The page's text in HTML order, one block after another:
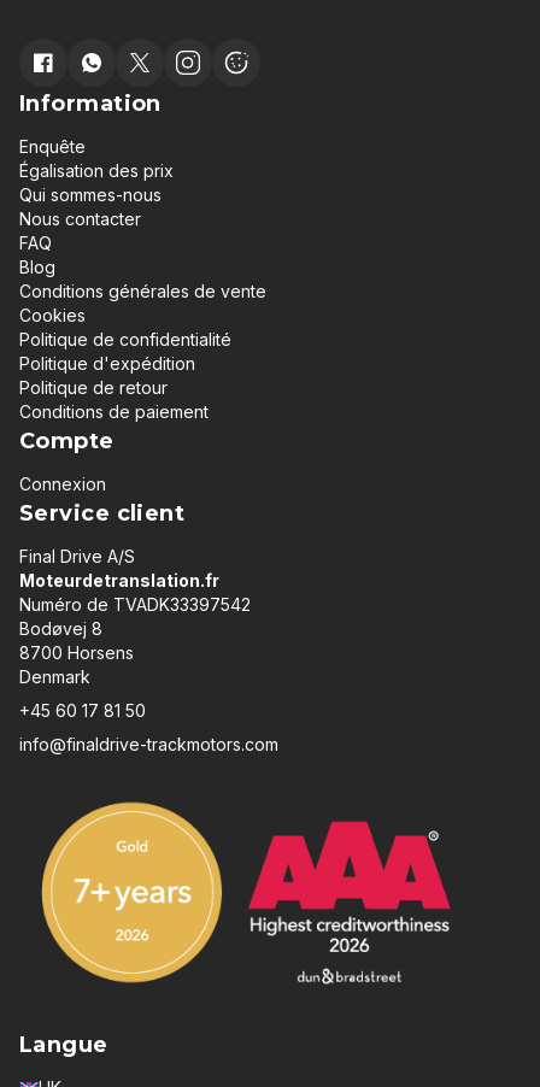
Information
Enquête
Égalisation des prix
Qui sommes-nous
Nous contacter
FAQ
Blog
Conditions générales de vente
Cookies
Politique de confidentialité
Politique d'expédition
Politique de retour
Conditions de paiement
Compte
Connexion
Service client
Final Drive A/S
Moteurdetranslation.fr
Numéro de TVADK33397542
Bodøvej 8
8700 Horsens
Denmark
+45 60 17 81 50
info@finaldrive-trackmotors.com
Langue